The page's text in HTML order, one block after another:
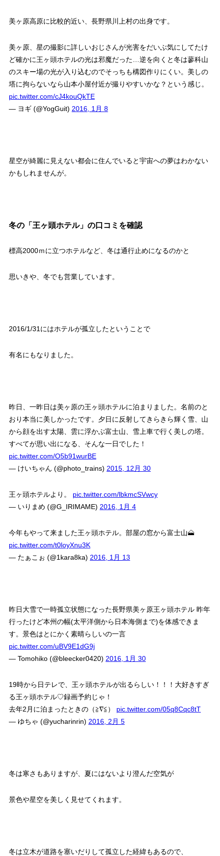
美ヶ原高原に比較的近い、長野県川上村の出身です。
美ヶ原、星の撮影に詳しいおじさんが光害をだいぶ気にしてたけ
ど確かに王ヶ頭ホテルの光は邪魔だった…逆を向くと冬は蓼科山
のスキー場の光が入り込むのでそっちも構図作りにくい。美しの
塔に拘らないなら山本小屋付近が撮りやすいかな？という感じ。
pic.twitter.com/cJ4kouQkTE
— ヨギ (@YogGuit) 2016, 1月 8
星空が綺麗に見えない都会に住んでいると宇宙への夢はわかない
かもしれませんが。
冬の「王ヶ頭ホテル」の口コミを確認
標高2000ｍに立つホテルなど、冬は通行止めになるのかと
思いきや、冬でも営業しています。
2016/1/31にはホテルが孤立したということで
有名にもなりました。
昨日、一昨日は美ヶ原の王ヶ頭ホテルに泊まりました。名前のと
おり本当に美しかったです。夕日に反射してきらきら輝く雪、山
から顔を出す太陽、雲に浮かぶ富士山、雪上車で行く美しの塔。
すべてが思い出になる、そんな一日でした！
pic.twitter.com/O5b91wurBE
— けいちゃん (@photo_trains) 2015, 12月 30
王ヶ頭ホテルより。 pic.twitter.com/lbkmcSVwcy
— いりまめ (@G_IRIMAME) 2016, 1月 4
今年もやって来ました王ヶ頭ホテル。部屋の窓から富士山🗻
pic.twitter.com/t0loyXnu3K
— たぁこぉ (@1kara8ka) 2016, 1月 13
昨日大雪で一時孤立状態になった長野県美ヶ原王ヶ頭ホテル 昨年
行ったけど本州の幅(太平洋側から日本海側まで)を体感できま
す。景色はとにかく素晴らしいの一言
pic.twitter.com/uBV9E1dG9j
— Tomohiko (@bleecker0420) 2016, 1月 30
19時から日テレで、王ヶ頭ホテルが出るらしい！！！大好きすぎ
る王ヶ頭ホテル♡録画予約じゃ！
去年2月に泊まったときの（≧∇≦） pic.twitter.com/05q8Cqc8tT
— ゆちゃ (@yucharinrin) 2016, 2月 5
冬は寒さもありますが、夏にはないより澄んだ空気が
景色や星空を美しく見せてくれます。
冬は立木が道路を塞いだりして孤立した経緯もあるので、